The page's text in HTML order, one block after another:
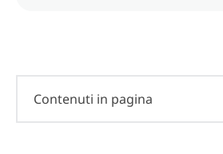
Contenuti in pagina